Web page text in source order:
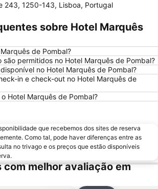
Baixa de Lisboa
Praça de Touros de Campo Pequeno
Mar
Avenida da Liberdade
Marquês de Pombal
Praia das Maçãs
Praia Tróia Mar
Lagoa de Albufeira
Tróia Beach
Chiado
243, 1250-143, Lisboa, Portugal
sobre Hotel Marquês
de Pombal?
são permitidos no Hotel Marquês de Pombal?
no Hotel Marquês de Pombal?
in e check-out no Hotel Marquês de
Hotel Marquês de Pombal?
que recebemos dos sites de reserva
Como tal, pode haver diferenças entre as
no trivago e os preços que estão disponíveis
com melhor avaliação em